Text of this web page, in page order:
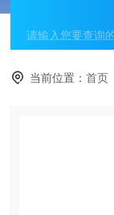
当前位置：首页